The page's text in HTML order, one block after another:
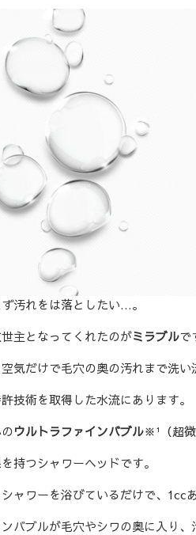
汚れをは落としたい…。
主となってくれたのがミラブルで
気だけで毛穴の奥の汚れまで洗い
技術を取得した水流にあります。
ウルトラファインバブル※¹（超
持つシャワーヘッドです。
ャワーを浴びているだけで、1cc
バブルが毛穴やシワの奥に入り、